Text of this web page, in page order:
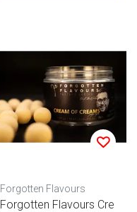
Forgotten Flavours
Forgotten Flavours Cre